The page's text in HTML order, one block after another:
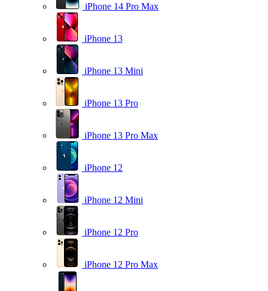
iPhone 14 Pro Max
iPhone 13
iPhone 13 Mini
iPhone 13 Pro
iPhone 13 Pro Max
iPhone 12
iPhone 12 Mini
iPhone 12 Pro
iPhone 12 Pro Max